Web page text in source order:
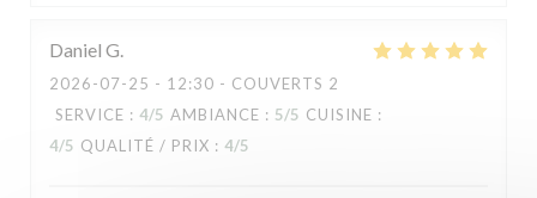
Daniel G
2026-07-25 - 12:30 - COUVERTS 2
SERVICE : 4/5 AMBIANCE : 5/5 CUISINE :
4/5 QUALITÉ / PRIX : 4/5